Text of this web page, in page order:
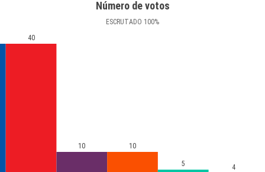
Número de votos
ESCRUTADO 100%
40
10 10
5
4